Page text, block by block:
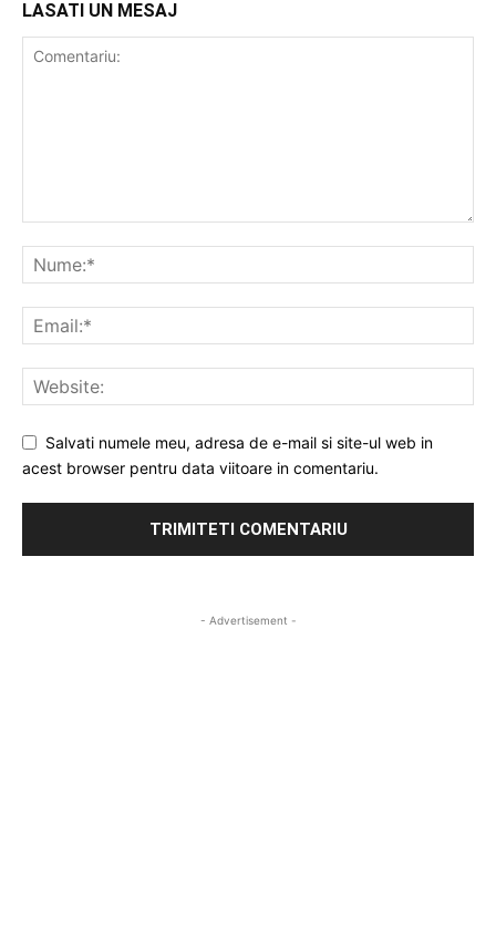
LASATI UN MESAJ
Salvati numele meu, adresa de e-mail si site-ul web in
acest browser pentru data viitoare in comentariu.
- Advertisement -